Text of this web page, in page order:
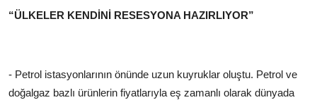
“ÜLKELER KENDİNİ RESESYONA HAZIRLIYOR”
- Petrol istasyonlarının önünde uzun kuyruklar oluştu. Petrol ve
doğalgaz bazlı ürünlerin fiyatlarıyla eş zamanlı olarak dünyada